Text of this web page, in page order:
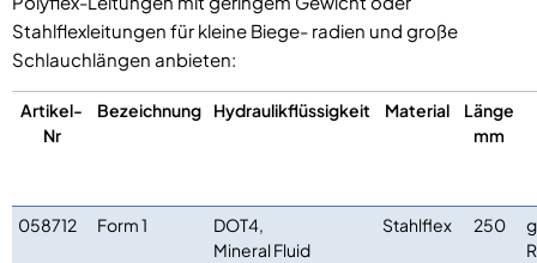
Stahlflexleitungen für kleine Biege- radien und große
Schlauchlängen anbieten:
Artikel-
Nr
Bezeichnung Hydraulikflüssigkeit Material
Länge
mm
058712 Form 1
DOT4,
Mineral Fluid
Stahlflex 250